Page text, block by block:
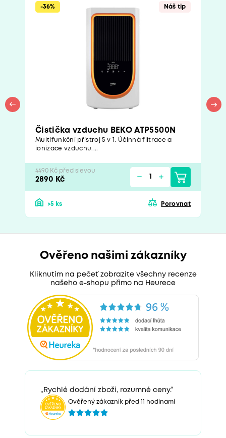
-36% Náš tip
Čistička vzduchu BEKO ATP5500N
Multifunkční přístroj 5 v 1. Účinná filtrace a
ionizace vzduchu....
4490 Kč před slevou
2890 Kč
>5 ks Porovnat
Ověřeno našimi zákazníky
Kliknutím na pečeť zobrazíte všechny recenze
našeho e-shopu přímo na Heurece
„Rychlé dodání zboží, rozumné ceny.“
Ověřený zákazník před 11 hodinami